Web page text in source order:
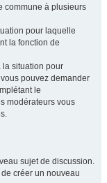
commune à plusieurs
pour laquelle
la fonction de
la situation pour
pouvez demander
le
modérateurs vous
sujet de discussion.
créer un nouveau